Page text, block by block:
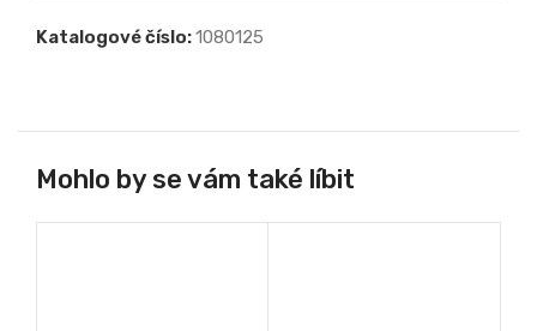
Katalogové číslo:1080125
Mohlo by se vám také líbit